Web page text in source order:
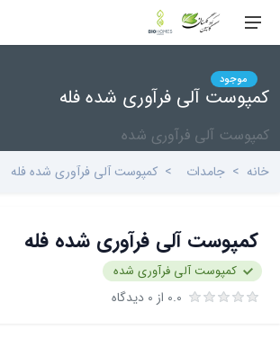
کمپوست آلی فرآوری شده فله
کمپوست آلی فرآوری شده
خانه جامدات کمپوست آلی فرآوری شده فله
کمپوست آلی فرآوری شده فله
0.0 از 0 دیدگاه
کمپوست آلی فرآوری شده
موجود